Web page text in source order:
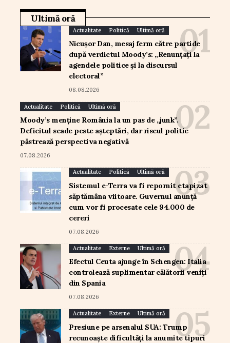
Ultimă oră
Actualitate Politică Ultimă oră
Nicușor Dan, mesaj ferm către partide
după verdictul Moody’s: „Renunțați la
agendele politice și la discursul
electoral”
08.08.2026
Actualitate Politică Ultimă oră
Moody’s menține România la un pas de „junk”.
Deficitul scade peste așteptări, dar riscul politic
păstrează perspectiva negativă
07.08.2026
Actualitate Politică Ultimă oră
Sistemul e-Terra va fi repornit etapizat
săptămâna viitoare. Guvernul anunță
cum vor fi procesate cele 94.000 de
cereri
07.08.2026
Actualitate Externe Ultimă oră
Efectul Ceuta ajunge în Schengen: Italia
controlează suplimentar călătorii veniți
din Spania
07.08.2026
Actualitate Externe Ultimă oră
Presiune pe arsenalul SUA: Trump
recunoaște dificultăți la anumite tipuri